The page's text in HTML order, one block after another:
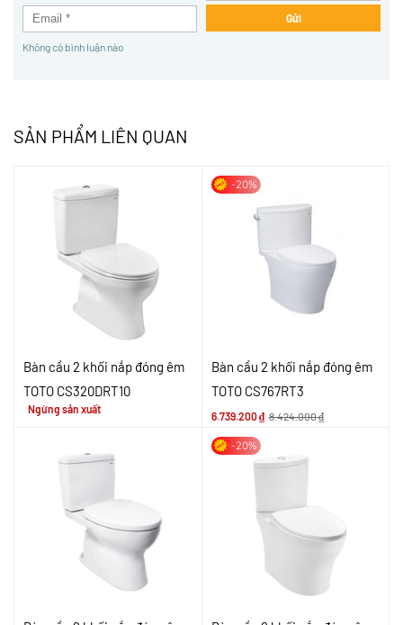
Gửi
Không có bình luận nào
SẢN PHẨM LIÊN QUAN
Bàn cầu 2 khối nắp đóng êm
TOTO CS320DRT10
Ngừng sản xuất
-20%
Bàn cầu 2 khối nắp đóng êm
TOTO CS767RT3
6.739.200₫ 8.424.000₫
-20%